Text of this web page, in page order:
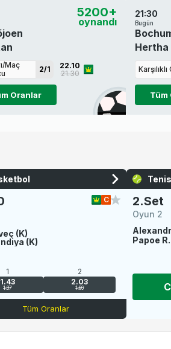
5200+
oynandı
Maç
2/1
22.10
21.30
Oranlar
21:30
Bugün
Hertha
Karşılıklı
Tüm
(K)
(K)
1
1.43
1.37
2
2.03
1.96
Tüm Oranlar
Tenis
2.Set
Oyun 2
Papoe R.